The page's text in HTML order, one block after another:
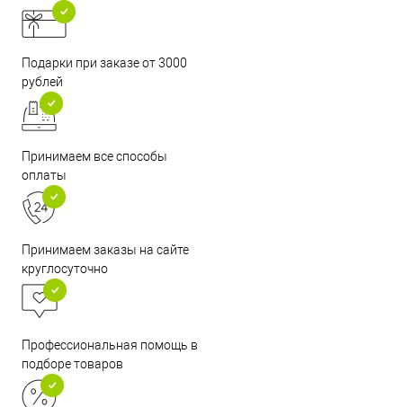
Подарки при заказе от 3000
рублей
Принимаем все способы
оплаты
Принимаем заказы на сайте
круглосуточно
Профессиональная помощь в
подборе товаров